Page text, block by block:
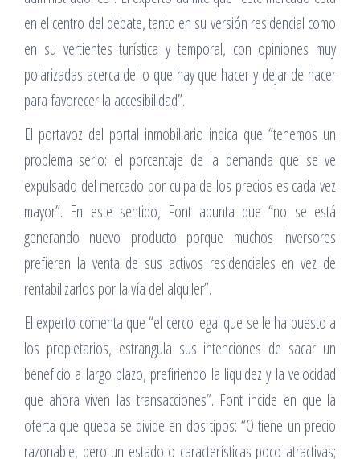
en el centro del debate, tanto en su versión residencial como
en su vertientes turística y temporal, con opiniones muy
polarizadas acerca de lo que hay que hacer y dejar de hacer
para favorecer la accesibilidad”.
El portavoz del portal inmobiliario indica que “tenemos un
problema serio: el porcentaje de la demanda que se ve
expulsado del mercado por culpa de los precios es cada vez
mayor”. En este sentido, Font apunta que “no se está
generando nuevo producto porque muchos inversores
prefieren la venta de sus activos residenciales en vez de
rentabilizarlos por la vía del alquiler”.
El experto comenta que “el cerco legal que se le ha puesto a
los propietarios, estrangula sus intenciones de sacar un
beneficio a largo plazo, prefiriendo la liquidez y la velocidad
que ahora viven las transacciones”. Font incide en que la
oferta que queda se divide en dos tipos: “O tiene un precio
razonable, pero un estado o características poco atractivas;